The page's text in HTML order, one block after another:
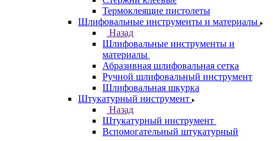
Термоклеящие пистолеты
Шлифовальные инструменты и материалы
Назад
Шлифовальные инструменты и
материалы
Абразивная шлифовальная сетка
Ручной шлифовальный инструмент
Шлифовальная шкурка
Штукатурный инструмент
Назад
Штукатурный инструмент
Вспомогательный штукатурный